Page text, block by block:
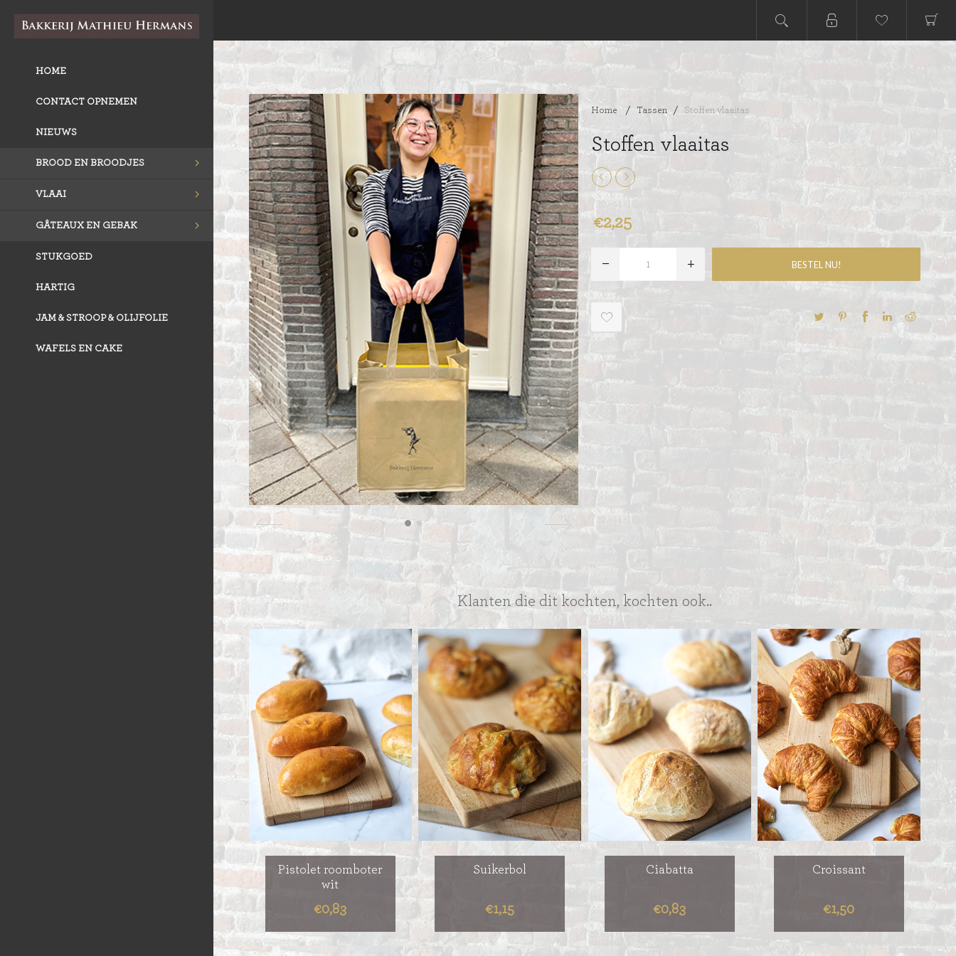
HOME
CONTACT OPNEMEN
NIEUWS
BROOD EN BROODJES
VLOERBROOD
BUSBRODEN
GEVULD BROOD
BROODJES
CROISSANTS
STOKBROOD
VLAAI
VLAAI TRADITIONEEL
RIJSTEVLAAI
KRUIMELVLAAI
VLAAI RASTER
OPEN VLAAI
LUXE VLAAI
SEIZOEN VLAAI
GÂTEAUX EN GEBAK
GEBAKJES
GÂTEAUX
SLAGROOMTAARTEN
CRÈME AU BEURE
TAARTEN
MOKKA TAARTEN
MERENGUE TAARTEN
ROYAL TAARTEN
BAVAROISE TAARTEN
STUKGOED
HARTIG
JAM & STROOP & OLIJFOLIE
WAFELS EN CAKE
Home / Tassen / Stoffen vlaaitas
Stoffen vlaaitas
€2,25
Klanten die dit kochten, kochten ook..
Pistolet roomboter
wit
€0,83
Suikerbol
€1,15
Ciabatta
€0,83
Croissant
€1,50